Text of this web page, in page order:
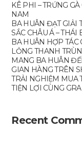
KÊ PHI – TRỨNG
NAM
BA HUÂN ĐẠT GIẢI
SẮC CHÂU Á – THÁI
BA HUÂN HỢP TÁC
LỎNG THANH
MANG BA HUÂN
GIAN HÀNG TRÊN
TRẢI NGHIỆM MUA
TIỆN LỢI CÙNG
Recent